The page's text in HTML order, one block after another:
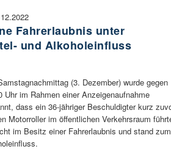
Fahrerlaubnis unter
und Alkoholeinfluss
(3. Dezember) wurde gegen
Uhr im Rahmen einer Anzeigenaufnahme
dass ein 36-jähriger Beschuldigter kurz
Motorroller im öffentlichen Verkehrsraum
im Besitz einer Fahrerlaubnis und stand zum